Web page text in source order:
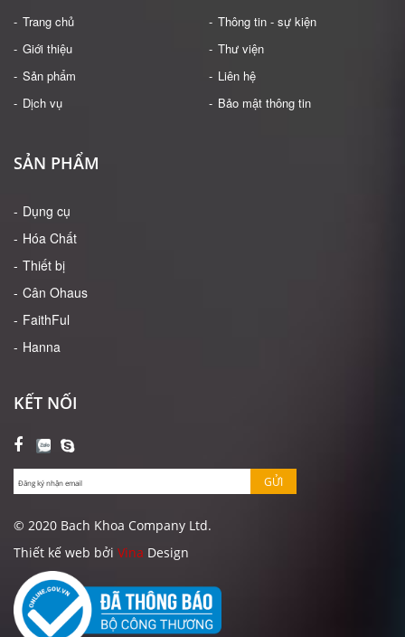
Trang chủ
Giới thiệu
Sản phẩm
Dịch vụ
Thông tin - sự kiện
Thư viện
Liên hệ
Bảo mật thông tin
SẢN PHẨM
Dụng cụ
Hóa Chất
Thiết bị
Cân Ohaus
FaithFul
Hanna
KẾT NỐI
GỬI
© 2020 Bach Khoa Company Ltd.
Thiết kế web bởi Vina Design